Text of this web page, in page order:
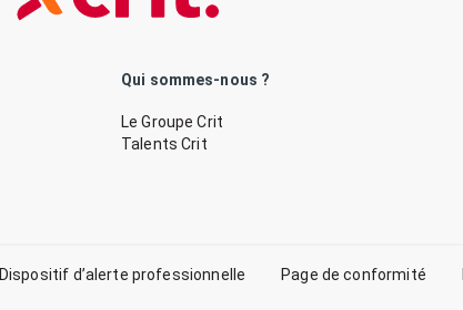
Qui sommes-nous ?
Le Groupe Crit
Talents Crit
Dispositif d’alerte professionnelle Page de conformité